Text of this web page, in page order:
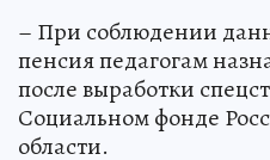
– При соблюдении
пенсия педагогам
после выработки
Социальном фонде
области.